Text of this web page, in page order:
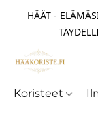
HÄÄT -
Koristeet